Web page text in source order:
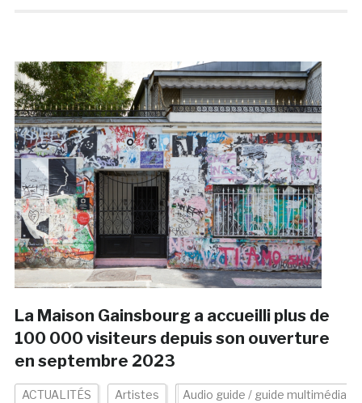
La Maison Gainsbourg a accueilli plus de
100 000 visiteurs depuis son ouverture
en septembre 2023
ACTUALITÉS Artistes Audio guide / guide multimédia